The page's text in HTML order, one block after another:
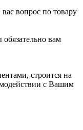
вопрос по товару
вам
строится на
с Вашим